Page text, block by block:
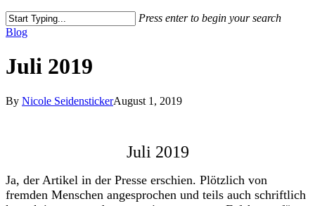
Press enter to begin your search
Close
Blog
Juli 2019
By Nicole SeidenstickerAugust 1, 2019
Juli 2019
Ja, der Artikel in der Presse erschien. Plötzlich von
fremden Menschen angesprochen und teils auch schriftlich